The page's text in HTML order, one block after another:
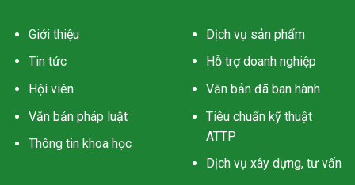
Giới thiệu
Tin tức
Hội viên
Văn bản pháp luật
Thông tin khoa học
Dịch vụ sản phẩm
Hỗ trợ doanh nghiệp
Văn bản đã ban hành
Tiêu chuẩn kỹ thuật
ATTP
Dịch vụ xây dựng, tư vấn